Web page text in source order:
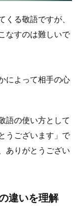
る敬語ですが、
なすのは難しいで
によって相手の心
語の使い方として
うございます」で
ありがとうござい
違いを理解